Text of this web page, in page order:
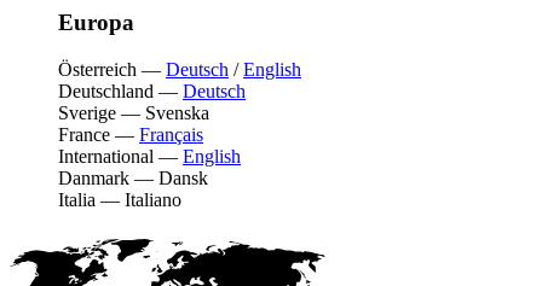
Europa
Österreich — Deutsch /English
Deutschland — Deutsch
Sverige — Svenska
France — Français
International — English
Danmark — Dansk
Italia — Italiano